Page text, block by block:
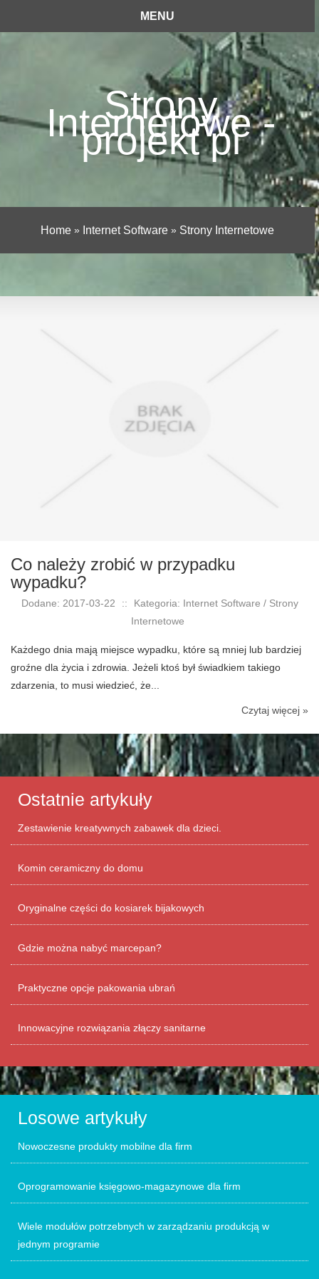
MENU
Strony
Internetowe -
projekt pi
Home » Internet Software » Strony Internetowe
Co należy zrobić w przypadku
wypadku?
Dodane: 2017-03-22 ::
Kategoria: Internet Software / Strony
Internetowe
Każdego dnia mają miejsce wypadku, które są mniej lub bardziej
groźne dla życia i zdrowia. Jeżeli ktoś był świadkiem takiego
zdarzenia, to musi wiedzieć, że...
Czytaj więcej »
Ostatnie artykuły
Zestawienie kreatywnych zabawek dla dzieci.
Komin ceramiczny do domu
Oryginalne części do kosiarek bijakowych
Gdzie można nabyć marcepan?
Praktyczne opcje pakowania ubrań
Innowacyjne rozwiązania złączy sanitarne
Losowe artykuły
Nowoczesne produkty mobilne dla firm
Oprogramowanie księgowo-magazynowe dla firm
Wiele modułów potrzebnych w zarządzaniu produkcją w
jednym programie